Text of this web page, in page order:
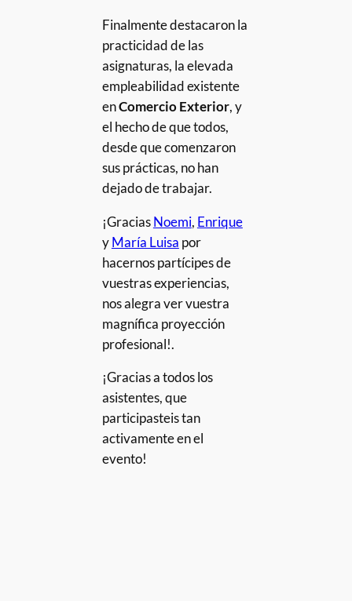
Finalmente destacaron la
practicidad de las
asignaturas, la elevada
empleabilidad existente
enComercio Exterior, y
el hecho de que todos,
desde que comenzaron
sus prácticas, no han
dejado de trabajar.
¡GraciasNoemi, Enrique
yMaría Luisa por
hacernos partícipes de
vuestras experiencias,
nos alegra ver vuestra
magnífica proyección
profesional!.
¡Gracias a todos los
asistentes, que
participasteis tan
activamente en el
evento!